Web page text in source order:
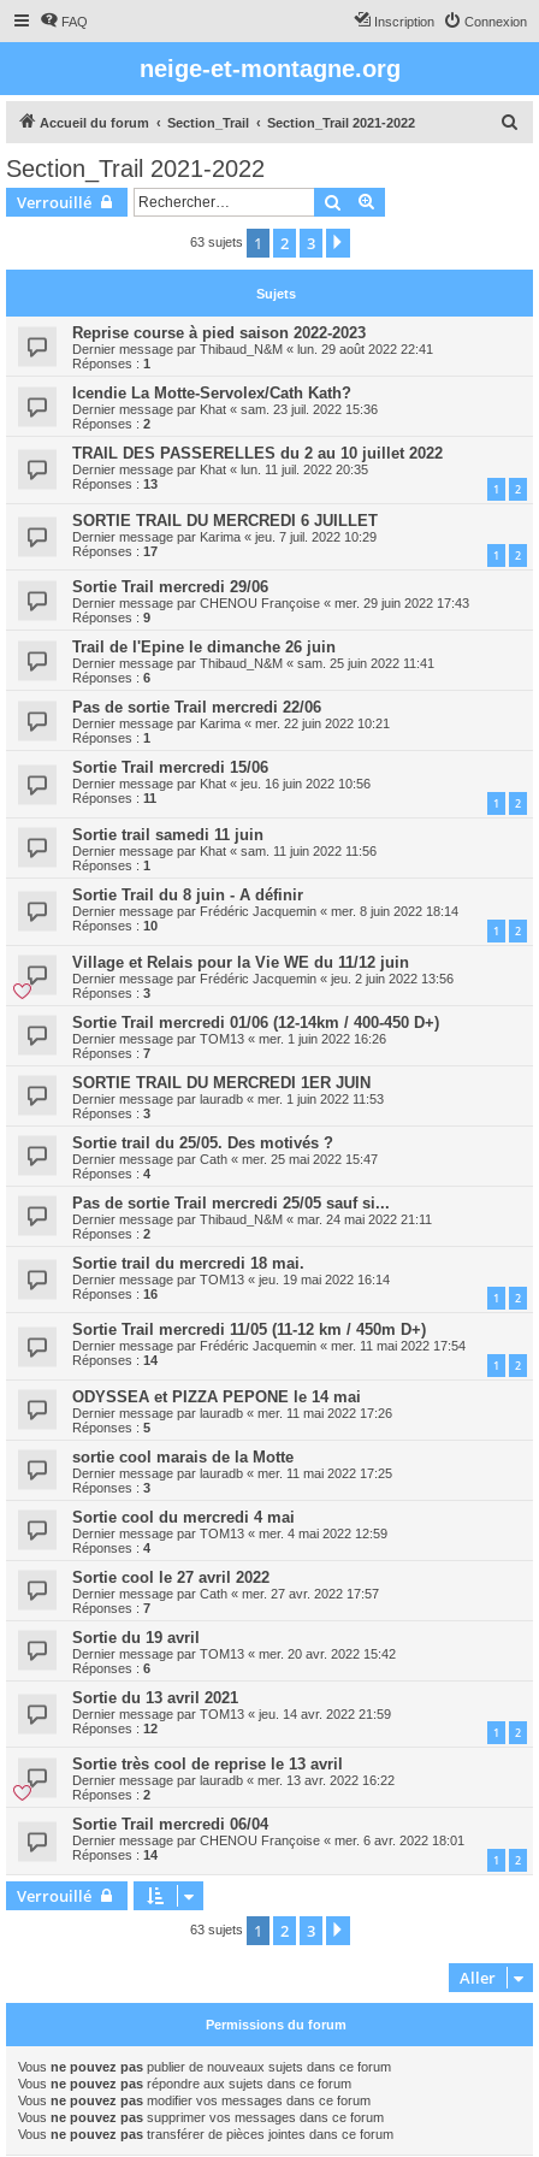
FAQ Connexion
Inscription
neige-et-montagne.org
Accueil du forum Section_Trail Section_Trail 2021-2022
Section_Trail 2021-2022
Verrouillé Rechercher
63 sujets 1 2 3
Sujets
Reprise course à pied saison 2022-2023
Dernier message par Thibaud_N&M « lun. 29 août 2022 22:41
Réponses : 1
Icendie La Motte-Servolex/Cath Kath?
Dernier message par Khat « sam. 23 juil. 2022 15:36
Réponses : 2
TRAIL DES PASSERELLES du 2 au 10 juillet 2022
Dernier message par Khat « lun. 11 juil. 2022 20:35
Réponses : 13 1 2
SORTIE TRAIL DU MERCREDI 6 JUILLET
Dernier message par Karima « jeu. 7 juil. 2022 10:29
Réponses : 17 1 2
Sortie Trail mercredi 29/06
Dernier message par CHENOU Françoise « mer. 29 juin 2022 17:43
Réponses : 9
Trail de l'Epine le dimanche 26 juin
Dernier message par Thibaud_N&M « sam. 25 juin 2022 11:41
Réponses : 6
Pas de sortie Trail mercredi 22/06
Dernier message par Karima « mer. 22 juin 2022 10:21
Réponses : 1
Sortie Trail mercredi 15/06
Dernier message par Khat « jeu. 16 juin 2022 10:56
Réponses : 11 1 2
Sortie trail samedi 11 juin
Dernier message par Khat « sam. 11 juin 2022 11:56
Réponses : 1
Sortie Trail du 8 juin - A définir
Dernier message par Frédéric Jacquemin « mer. 8 juin 2022 18:14
Réponses : 10 1 2
Village et Relais pour la Vie WE du 11/12 juin
Dernier message par Frédéric Jacquemin « jeu. 2 juin 2022 13:56
Réponses : 3
Sortie Trail mercredi 01/06 (12-14km / 400-450 D+)
Dernier message par TOM13 « mer. 1 juin 2022 16:26
Réponses : 7
SORTIE TRAIL DU MERCREDI 1ER JUIN
Dernier message par lauradb « mer. 1 juin 2022 11:53
Réponses : 3
Sortie trail du 25/05. Des motivés ?
Dernier message par Cath « mer. 25 mai 2022 15:47
Réponses : 4
Pas de sortie Trail mercredi 25/05 sauf si...
Dernier message par Thibaud_N&M « mar. 24 mai 2022 21:11
Réponses : 2
Sortie trail du mercredi 18 mai.
Dernier message par TOM13 « jeu. 19 mai 2022 16:14
Réponses : 16 1 2
Sortie Trail mercredi 11/05 (11-12 km / 450m D+)
Dernier message par Frédéric Jacquemin « mer. 11 mai 2022 17:54
Réponses : 14 1 2
ODYSSEA et PIZZA PEPONE le 14 mai
Dernier message par lauradb « mer. 11 mai 2022 17:26
Réponses : 5
sortie cool marais de la Motte
Dernier message par lauradb « mer. 11 mai 2022 17:25
Réponses : 3
Sortie cool du mercredi 4 mai
Dernier message par TOM13 « mer. 4 mai 2022 12:59
Réponses : 4
Sortie cool le 27 avril 2022
Dernier message par Cath « mer. 27 avr. 2022 17:57
Réponses : 7
Sortie du 19 avril
Dernier message par TOM13 « mer. 20 avr. 2022 15:42
Réponses : 6
Sortie du 13 avril 2021
Dernier message par TOM13 « jeu. 14 avr. 2022 21:59
Réponses : 12 1 2
Sortie très cool de reprise le 13 avril
Dernier message par lauradb « mer. 13 avr. 2022 16:22
Réponses : 2
Sortie Trail mercredi 06/04
Dernier message par CHENOU Françoise « mer. 6 avr. 2022 18:01
Réponses : 14 1 2
Verrouillé
63 sujets 1 2 3
Aller
Permissions du forum
Vous ne pouvez pas publier de nouveaux sujets dans ce forum
Vous ne pouvez pas répondre aux sujets dans ce forum
Vous ne pouvez pas modifier vos messages dans ce forum
Vous ne pouvez pas supprimer vos messages dans ce forum
Vous ne pouvez pas transférer de pièces jointes dans ce forum